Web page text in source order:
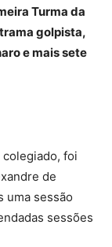
Turma da
golpista,
e mais sete
foi
de
uma sessão
sessões